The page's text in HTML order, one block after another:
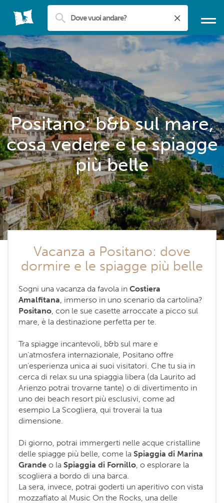
Positano: b&b sul mare,
cosa vedere e le spiagge
più belle
Vacanza a Positano: dove
dormire e le spiagge più belle
Sogni una vacanza da favola in Costiera
Amalfitana , immerso in uno scenario da cartolina?
Positano , con le sue casette arroccate a picco sul
mare, è la destinazione perfetta per te.
Tra spiagge incantevoli, b&b sul mare e
un'atmosfera internazionale, Positano offre
un'esperienza unica ai suoi visitatori. Che tu sia in
cerca di relax su una spiaggia libera (da Laurito ad
Arienzo potrai trovarne tante) o di divertimento in
uno dei beach resort più esclusivi, come ad
esempio La Scogliera, qui troverai la tua
dimensione.
Di giorno, potrai immergerti nelle acque cristalline
delle spiagge più belle, come la Spiaggia di Marina
Grande o la Spiaggia di Fornillo , o esplorare la
scogliera a bordo di una barca.
La sera, invece, potrai goderti un aperitivo con vista
mozzafiato al Music On the Rocks, una delle